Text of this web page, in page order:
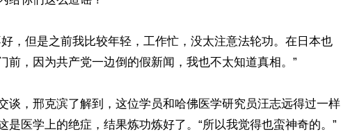
，但是之前我比较年轻，工作忙，没太注意法轮功。在日本也
前，因为共产党一边倒的假新闻，我也不太知道真相。”
谈，邢克滨了解到，这位学员和哈佛医学研究员汪志远得过一样
是医学上的绝症，结果炼功炼好了。“所以我觉得也蛮神奇的。”